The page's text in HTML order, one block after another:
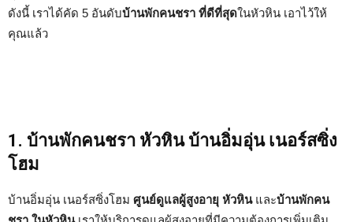
ดังนี้ เราได้คัด 5 อันดับบ้านพักคนชรา ที่ดีที่สุดในหัวหิน เอาไว้ให้
คุณแล้ว
1. บ้านพักคนชรา หัวหิน บ้านอิ่มอุ่น เนอร์สซิ่ง
โฮม
บ้านอิ่มอุ่น เนอร์สซิ่งโฮม ศูนย์ดูแลผู้สูงอายุ หัวหิน และบ้านพักคน